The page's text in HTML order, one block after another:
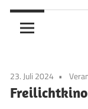
23. Juli 2024